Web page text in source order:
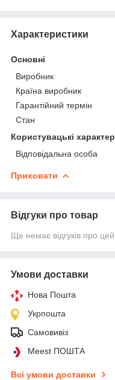
Характеристики
Основні
Виробник
Країна виробник
Гарантійний термін
Стан
Користувацькі
Відповідальна особа
Приховати
Відгуки про товар
Ще немає відгуків про
Умови доставки
Нова Пошта
Укрпошта
Самовивіз
Meest ПОШТА
Всі умови доставки